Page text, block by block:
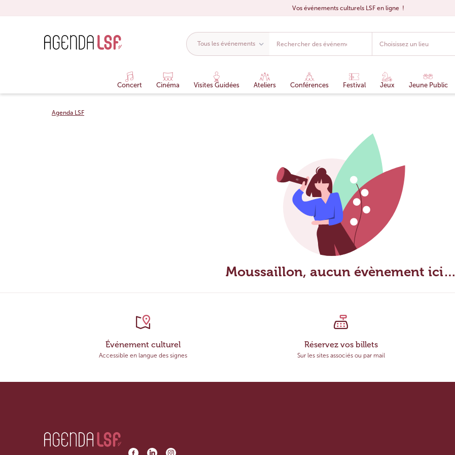
Vos événements culturels LSF en ligne !
Concert Cinéma Visites Guidées Ateliers Conférences Festival Jeux Jeune Public
Agenda LSF
Moussaillon, aucun évènement ici…
Événement culturel
Accessible en langue des signes
Réservez vos billets
Sur les sites associés ou par mail